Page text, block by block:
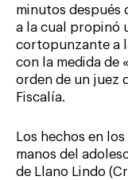
minutos después
a la cual propinó
cortopunzante a
con la medida de
orden de un juez
Fiscalía.
Los hechos en
manos del
de Llano Lindo